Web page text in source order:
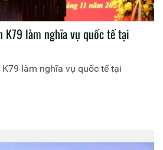
K79 làm nghĩa vụ quốc tế tại
làm nghĩa vụ quốc tế tại